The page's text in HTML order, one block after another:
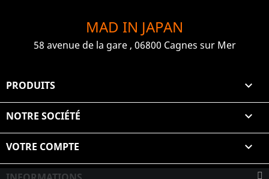
MAD IN JAPAN
58 avenue de la gare , 06800 Cagnes sur Mer
PRODUITS 
NOTRE SOCIÉTÉ 
VOTRE COMPTE 